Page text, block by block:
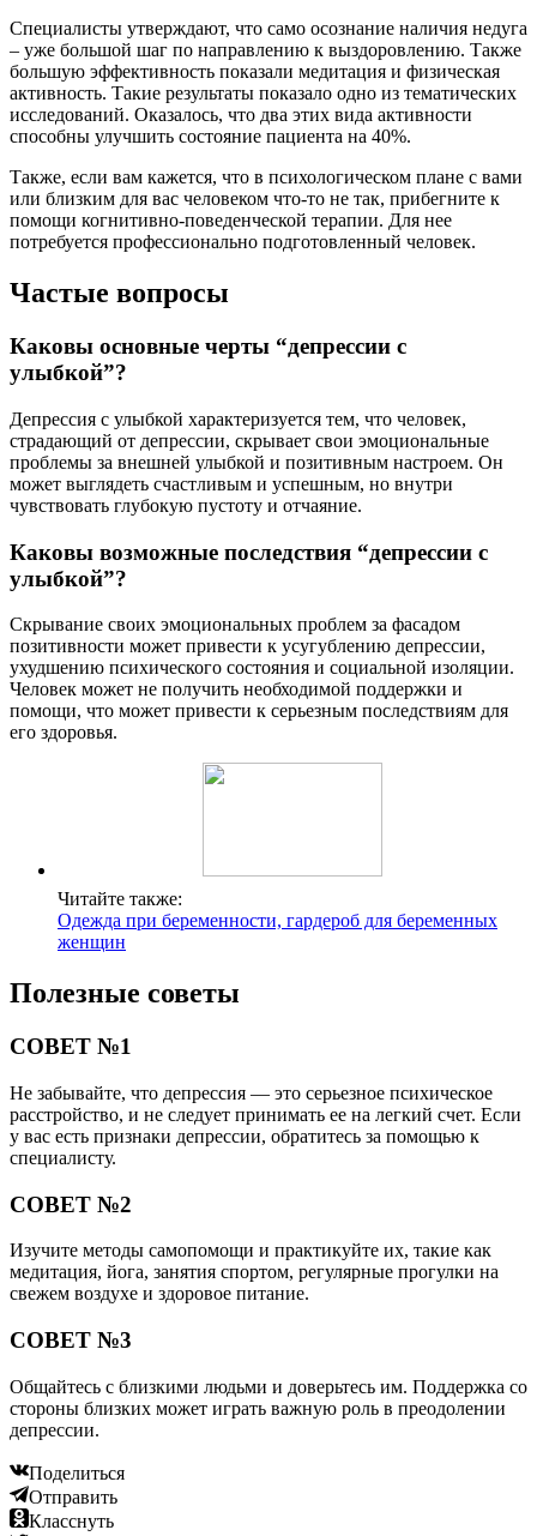
Специалисты утверждают, что само осознание наличия недуга
– уже большой шаг по направлению к выздоровлению. Также
большую эффективность показали медитация и физическая
активность. Такие результаты показало одно из тематических
исследований. Оказалось, что два этих вида активности
способны улучшить состояние пациента на 40%.
Также, если вам кажется, что в психологическом плане с вами
или близким для вас человеком что-то не так, прибегните к
помощи когнитивно-поведенческой терапии. Для нее
потребуется профессионально подготовленный человек.
Частые вопросы
Каковы основные черты “депрессии с
улыбкой”?
Депрессия с улыбкой характеризуется тем, что человек,
страдающий от депрессии, скрывает свои эмоциональные
проблемы за внешней улыбкой и позитивным настроем. Он
может выглядеть счастливым и успешным, но внутри
чувствовать глубокую пустоту и отчаяние.
Каковы возможные последствия “депрессии с
улыбкой”?
Скрывание своих эмоциональных проблем за фасадом
позитивности может привести к усугублению депрессии,
ухудшению психического состояния и социальной изоляции.
Человек может не получить необходимой поддержки и
помощи, что может привести к серьезным последствиям для
его здоровья.
Читайте также:
Одежда при беременности, гардероб для беременных
женщин
Полезные советы
СОВЕТ №1
Не забывайте, что депрессия — это серьезное психическое
расстройство, и не следует принимать ее на легкий счет. Если
у вас есть признаки депрессии, обратитесь за помощью к
специалисту.
СОВЕТ №2
Изучите методы самопомощи и практикуйте их, такие как
медитация, йога, занятия спортом, регулярные прогулки на
свежем воздухе и здоровое питание.
СОВЕТ №3
Общайтесь с близкими людьми и доверьтесь им. Поддержка со
стороны близких может играть важную роль в преодолении
депрессии.
Поделиться
Отправить
Класснуть